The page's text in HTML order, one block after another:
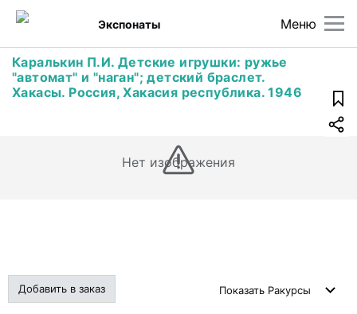
Меню
Экспонаты
Каралькин П.И. Детские игрушки: ружье
"автомат" и "наган"; детский браслет.
Хакасы. Россия, Хакасия республика. 1946
Нет изображения
Добавить в заказ Показать Ракурсы